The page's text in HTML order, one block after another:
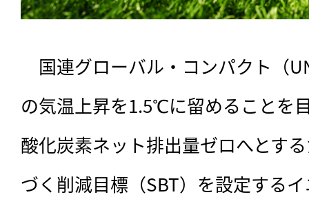
国連グローバル・コンパクト（
の気温上昇を1.5℃に留めることを
酸化炭素ネット排出量ゼロへとす
づく削減目標（SBT）を設定する